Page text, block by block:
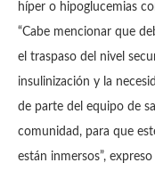
híper o hipoglucemias
“Cabe mencionar que
el traspaso del nivel
insulinización y la
de parte del equipo de
comunidad, para que
están inmersos”,